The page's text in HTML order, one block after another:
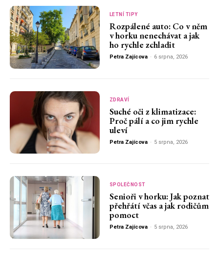
LETNÍ TIPY
Rozpálené auto: Co v něm
v horku nenechávat a jak
ho rychle zchladit
Petra Zajícova - 6 srpna, 2026
ZDRAVÍ
Suché oči z klimatizace:
Proč pálí a co jim rychle
uleví
Petra Zajícova - 5 srpna, 2026
SPOLEČNOST
Senioři v horku: Jak poznat
přehřátí včas a jak rodičům
pomoct
Petra Zajícova - 5 srpna, 2026